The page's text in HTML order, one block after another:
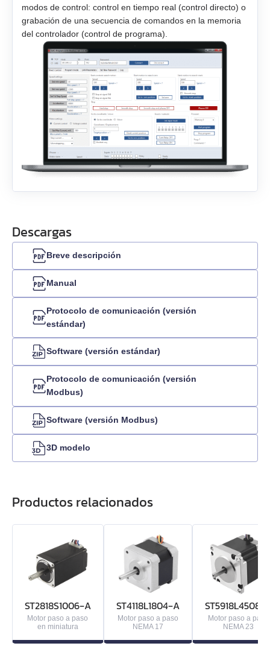
modos de control: control en tiempo real (control directo) o
grabación de una secuencia de comandos en la memoria
del controlador (control de programa).
Descargas
Breve descripción
Manual
Protocolo de comunicación (versión
estándar)
Software (versión estándar)
Protocolo de comunicación (versión
Modbus)
Software (versión Modbus)
3D modelo
Productos relacionados
ST2818S1006‑A
Motor paso a paso
en miniatura
ST4118L1804‑A
Motor paso a paso
NEMA 17
Motor paso a paso
NEMA 23